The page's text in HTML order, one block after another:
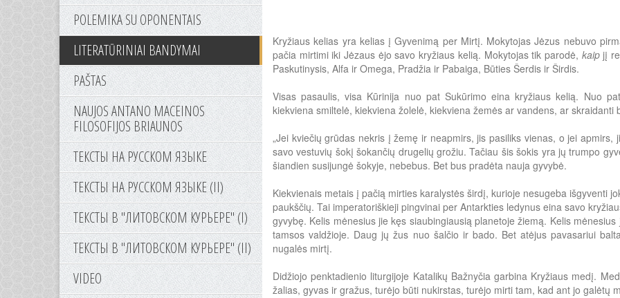
POLEMIKA SU OPONENTAIS
LITERATŪRINIAI BANDYMAI
PAŠTAS
NAUJOS ANTANO MACEINOS
FILOSOFIJOS BRIAUNOS
ТЕКСТЫ НА РУССКОМ ЯЗЫКЕ
ТЕКСТЫ НА РУССКОМ ЯЗЫКЕ (II)
ТЕКСТЫ В "ЛИТОВСКОМ КУРЬЕРЕ" (I)
ТЕКСТЫ В "ЛИТОВСКОМ КУРЬЕРЕ" (II)
VIDEO
Kryžiaus kelias yra kelias į Gyvenimą per Mirtį. Mokytojas Jėzus nebuvo
pačia mirtimi iki Jėzaus ėjo savo kryžiaus kelią. Mokytojas tik parodė, kaipjį
Paskutinysis, Alfa ir Omega, Pradžia ir Pabaiga, Būties Šerdis ir Širdis.
Visas pasaulis, visa Kūrinija nuo pat Sukūrimo eina kryžiaus kelią. Nuo
kiekviena smiltelė, kiekviena žolelė, kiekviena žemės ar vandens, ar skraidanti
„Jei kviečių grūdas nekris į žemę ir neapmirs, jis pasiliks vienas, o jei
savo vestuvių šokį šokančių drugelių grožiu. Tačiau šis šokis yra jų trumpo
šiandien susijungė šokyje, nebebus. Bet bus pradėta nauja gyvybė.
Kiekvienais metais į pačią mirties karalystės širdį, kurioje nesugeba išgyventi
paukščių. Tai imperatoriškieji pingvinai per Antarkties ledynus eina savo
gyvybę. Kelis mėnesius jie kęs siaubingiausią planetoje žiemą. Kelis
tamsos valdžioje. Daug jų žus nuo šalčio ir bado. Bet atėjus pavasariui
nugalės mirtį.
Didžiojo penktadienio liturgijoje Katalikų Bažnyčia garbina Kryžiaus medį.
žalias, gyvas ir gražus, turėjo būti nukirstas, turėjo mirti tam, kad ant jo galėtų